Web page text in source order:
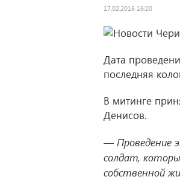
17.02.2016 16:20
Дата
последняя
В митинге
Денисов.
— Проведение
солдат,
собственной